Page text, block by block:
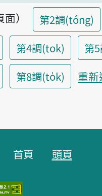
）
第2調(tóng)
第4調(tok)
第
第8調(to̍k) 重新
首頁 頭頁